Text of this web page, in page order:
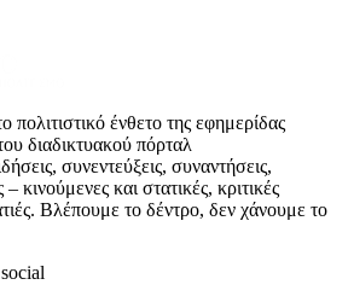
ένθετο της εφημερίδας
διαδικτυακού πόρταλ
συνεντεύξεις, συναντήσεις,
κινούμενες και στατικές, κριτικές
Βλέπουμε το δέντρο, δεν χάνουμε το